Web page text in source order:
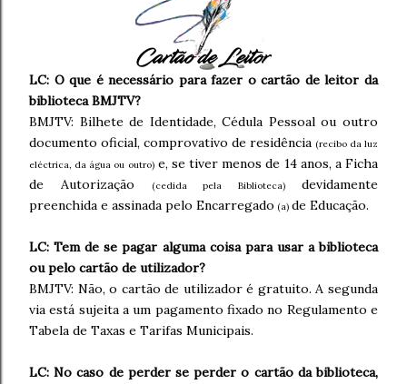
LC: O que é necessário para fazer o cartão de leitor da
biblioteca BMJTV?
BMJTV: Bilhete de Identidade, Cédula Pessoal ou outro
documento oficial, comprovativo de residência (recibo da luz
eléctrica, da água ou outro)e, se tiver menos de 14 anos, a Ficha
de Autorização
(cedida pela Biblioteca)devidamente
preenchida e assinada pelo Encarregado (a) de Educação.
LC: Tem de se pagar alguma coisa para usar a biblioteca
ou pelo cartão de utilizador?
BMJTV: Não, o cartão de utilizador é gratuito. A segunda
via está sujeita a um pagamento fixado no Regulamento e
Tabela de Taxas e Tarifas Municipais.
LC: No caso de perder se perder o cartão da biblioteca,